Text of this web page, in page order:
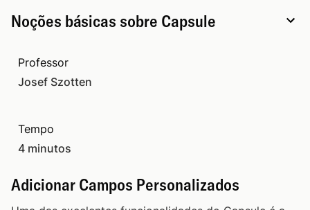
Professor
Josef Szotten
Tempo
4 minutos
Adicionar Campos Personalizados
Noções básicas sobre Capsule
Importando Contatos
Organizando Registros
Adicionar Campos Personalizados